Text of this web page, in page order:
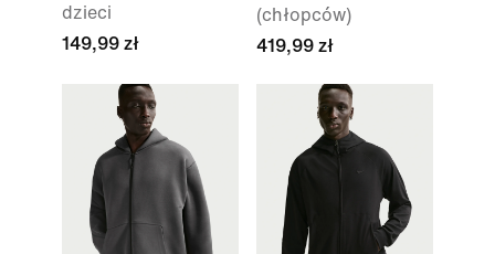
dzieci
149,99 zł
(chłopców)
419,99 zł